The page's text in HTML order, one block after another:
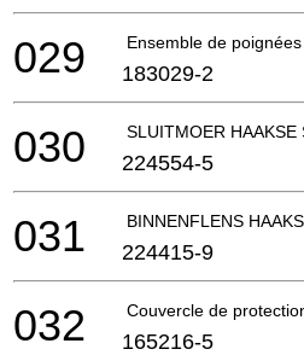
Ensemble de poignées
029 183029-2
SLUITMOER HAAKSE
030 224554-5
BINNENFLENS
031 224415-9
Couvercle de
032 165216-5